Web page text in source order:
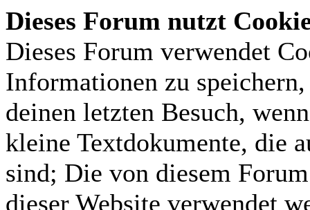
Dieses Forum nutzt
Dieses Forum verwendet
Informationen zu
deinen letzten Besuch,
kleine Textdokumente, die
sind; Die von diesem
dieser Website verwendet